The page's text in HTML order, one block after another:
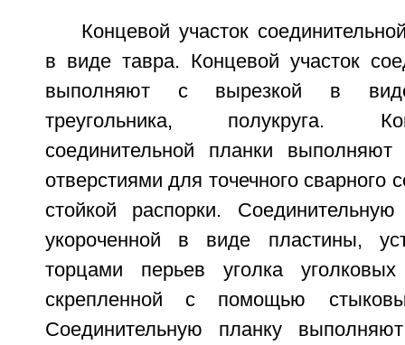
Концевой участок
в виде тавра. Концевой участок
выполняют с вырезкой в виде
треугольника, полукруга.
соединительной планки выполняют
отверстиями для точечного сварного
стойкой распорки.
укороченной в виде пластины,
торцами перьев уголка
скрепленной с помощью
Соединительную планку